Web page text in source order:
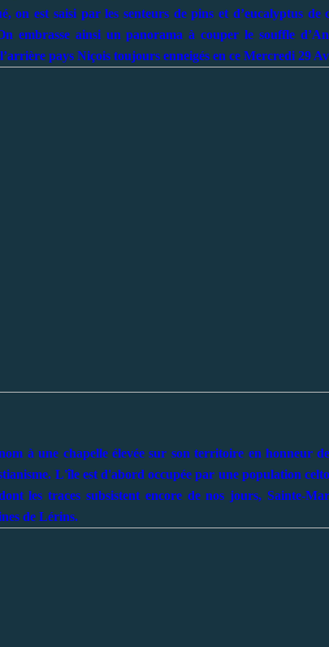
on est saisi par les senteurs de pins et d’eucalyptus
embrasse ainsi un panorama à couper le souffle
pays Niçois toujours enneigés en ce Mercredi 29
à une chapelle élevée sur son territoire en honneur
L'île est d'abord occupée par une population
les traces subsistent encore de nos jours, Sainte-
de Lérins.